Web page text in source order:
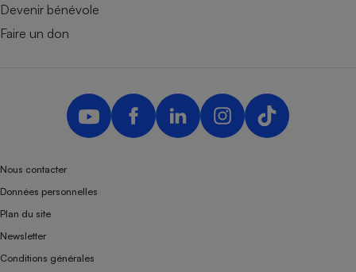
Devenir bénévole
Faire un don
Nous contacter
Données personnelles
Plan du site
Newsletter
Conditions générales